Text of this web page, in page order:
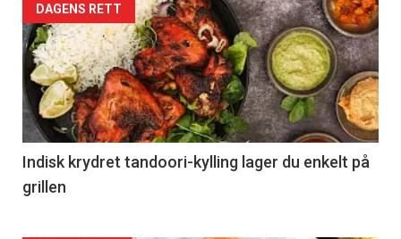
DAGENS RETT
Indisk krydret tandoori-kylling lager du enkelt på
grillen